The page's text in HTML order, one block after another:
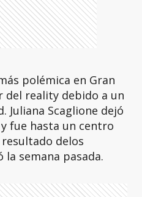
polémica en Gran
del reality debido a un
Juliana Scaglione dejó
fue hasta un centro
delos
la semana pasada.